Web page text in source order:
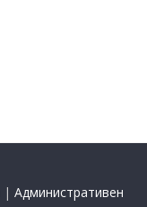
|Административен